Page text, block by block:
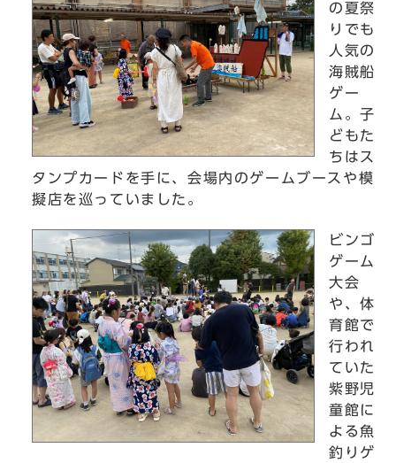
の夏祭
りでも
人気の
海賊船
ゲー
ム。子
どもた
ちはス
タンプカードを手に、会場内のゲームブースや模
擬店を巡っていました。
ビンゴ
ゲーム
大会
や、体
育館で
行われ
ていた
紫野児
童館に
よる魚
釣りゲ